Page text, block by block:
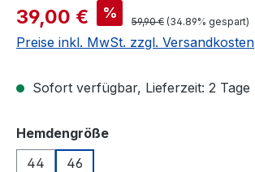
Verkaufspreis:
39,00 € % Regulärer Preis:
59,90 € (34.89% gespart)
Preise inkl. MwSt. zzgl. Versandkosten
Sofort verfügbar, Lieferzeit: 2 Tage
Hemdengrößeauswählen
44
46